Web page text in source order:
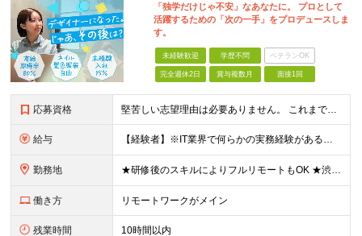
「独学だけじゃ不安」なあなたに。 プロとして
活躍するための「次の一手」をプロデュースしま
す。
未経験歓迎 学歴不問 ベテランOK
完全週休2日 賞与複数月 面接1回
応募資格 堅苦しい志望理由は必要ありません。 これまでの経験や経歴よりも、私たちは“これから”を重視します。 ★学歴・経歴不問 ★完全未経験OK ★社会人デビュー歓迎 ★第二新卒OK ＼当てはまる方はぜひご
給与 【経験者】※IT業界で何らかの実務経験がある方 月給35万円～＋業績賞与＋交通費＋各種手当 ※固定残業代（30時間分／6万6,610円～）を含む。超過分は追加支給。 能力やスキルを考慮し、初任給を決定
勤務地 ★研修後のスキルによりフルリモートもOK ★渋谷駅徒歩2分！100席の新しいコワーキングスペース完備 ★本社、東京都、神奈川県、埼玉県、千葉県などのプロジェクト先 【本社】 東京都渋谷区渋谷3-10
働き方 リモートワークがメイン
残業時間 10時間以内